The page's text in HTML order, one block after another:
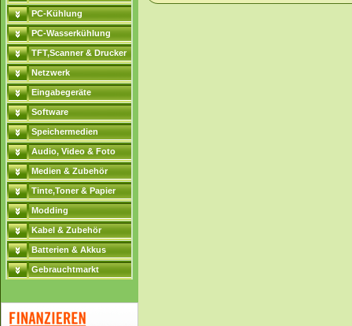
PC-Kühlung
PC-Wasserkühlung
TFT,Scanner & Drucker
Netzwerk
Eingabegeräte
Software
Speichermedien
Audio, Video & Foto
Medien & Zubehör
Tinte,Toner & Papier
Modding
Kabel & Zubehör
Batterien & Akkus
Gebrauchtmarkt